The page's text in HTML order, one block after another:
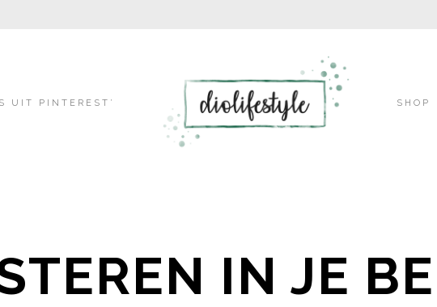
content
UIT PINTEREST’ SHOP
IN JE